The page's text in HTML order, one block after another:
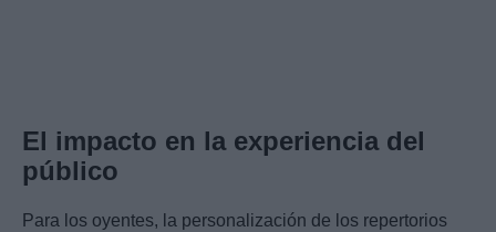
El impacto en la experiencia del
público
Para los oyentes, la personalización de los repertorios